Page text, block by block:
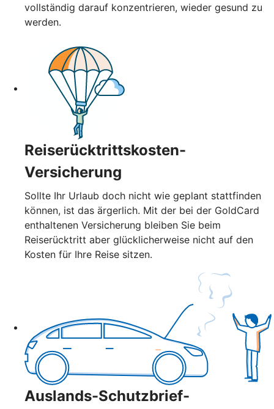
vollständig darauf konzentrieren, wieder gesund zu
werden.
Reiserücktrittskosten-
Versicherung
Sollte Ihr Urlaub doch nicht wie geplant stattfinden
können, ist das ärgerlich. Mit der bei der GoldCard
enthaltenen Versicherung bleiben Sie beim
Reiserücktritt aber glücklicherweise nicht auf den
Kosten für Ihre Reise sitzen.
Auslands-Schutzbrief-